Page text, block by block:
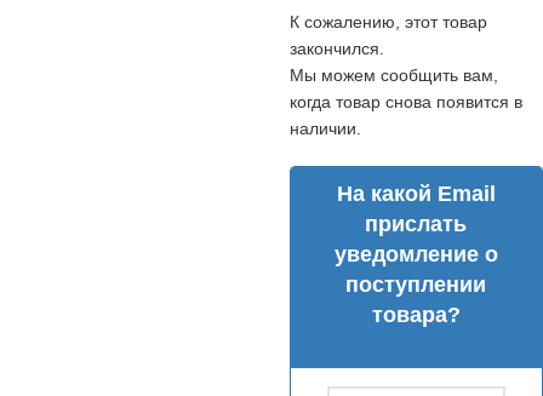
К сожалению, этот товар
закончился.
Мы можем сообщить вам,
когда товар снова появится в
наличии.
На какой Email
прислать
уведомление о
поступлении
товара?